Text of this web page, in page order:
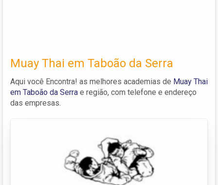
Muay Thai em Taboão da Serra
Aqui você Encontra! as melhores academias de Muay Thai
em Taboão da Serra e região, com telefone e endereço
das empresas.